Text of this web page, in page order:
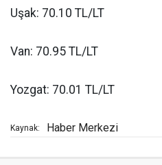
Uşak: 70.10 TL/LT
Van: 70.95 TL/LT
Yozgat: 70.01 TL/LT
Kaynak: Haber Merkezi